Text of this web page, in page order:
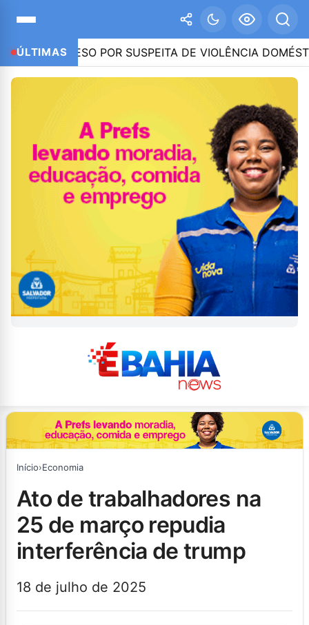
ÚLTIMAS
POR SUSPEITA DE VIOLÊNCIA DOMÉSTICA –
Início›Economia
ato de trabalhadores na
25 de março repudia
interferência de trump
18 de julho de 2025